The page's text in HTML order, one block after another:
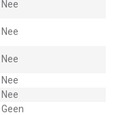
Nee
Nee
Nee
Nee
Nee
Geen